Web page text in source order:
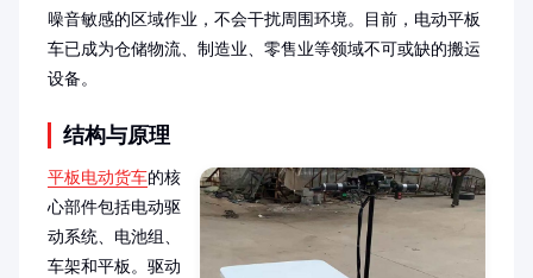
噪音敏感的区域作业，不会干扰周围环境。目前，电动平板
车已成为仓储物流、制造业、零售业等领域不可或缺的搬运
设备。
结构与原理
平板电动货车的核
心部件包括电动驱
动系统、电池组、
车架和平板。驱动